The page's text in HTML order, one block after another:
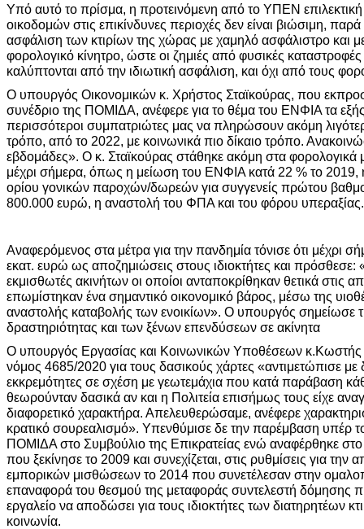
Υπό αυτό το πρίσμα, η προτεινόμενη από το ΥΠΕΝ
οικοδομών στις επικίνδυνες περιοχές δεν είναι βιώσιμη,
ασφάλιση των κτιρίων της χώρας με χαμηλό ασφάλιστρο και
φορολογικό κίνητρο, ώστε οι ζημιές από φυσικές καταστροφές
καλύπτονται από την ιδιωτική ασφάλιση, και όχι από τους
Ο υπουργός Οικονομικών κ. Χρήστος Σταϊκούρας, που
συνέδριο της ΠΟΜΙΔΑ, ανέφερε για το θέμα του ΕΝΦΙΑ τα
περισσότεροι συμπατριώτες μας να πληρώσουν ακόμη
τρόπο, από το 2022, με κοινωνικά πιο δίκαιο τρόπο.
εβδομάδες». Ο κ. Σταϊκούρας στάθηκε ακόμη στα φορολογικά
μέχρι σήμερα, όπως η μείωση του ΕΝΦΙΑ κατά 22 % το
ορίου γονικών παροχών/δωρεών για συγγενείς πρώτου
800.000 ευρώ, η αναστολή του ΦΠΑ και του φόρου υπεραξίας.
Αναφερόμενος στα μέτρα για την πανδημία τόνισε ότι μέχρι
εκατ. ευρώ ως αποζημιώσεις στους ιδιοκτήτες και
εκμισθωτές ακινήτων οι οποίοι ανταποκρίθηκαν θετικά στις
επωμίστηκαν ένα σημαντικό οικονομικό βάρος, μέσω της
αναστολής καταβολής των ενοικίων». Ο υπουργός σημείωσε
δραστηριότητας και των ξένων επενδύσεων σε ακίνητα
Ο υπουργός Εργασίας και Κοινωνικών Υποθέσεων κ.Κωστής
νόμος 4685/2020 για τους δασικούς χάρτες «αντιμετώπισε με
εκκρεμότητες σε σχέση με γεωτεμάχια που κατά παράβαση
θεωρούνταν δασικά αν και η Πολιτεία επισήμως τους είχε
διαφορετικό χαρακτήρα. Απελευθερώσαμε, ανέφερε
κρατικό σουρεαλισμό». Υπενθύμισε δε την παρέμβαση υπέρ
ΠΟΜΙΔΑ στο Συμβούλιο της Επικρατείας ενώ αναφέρθηκε
που ξεκίνησε το 2009 και συνεχίζεται, στις ρυθμίσεις για
εμπορικών μισθώσεων το 2014 που συνετέλεσαν στην
επαναφορά του θεσμού της μεταφοράς συντελεστή δόμησης
εργαλείο να αποδώσει για τους ιδιοκτήτες των διατηρητέων
κοινωνία.